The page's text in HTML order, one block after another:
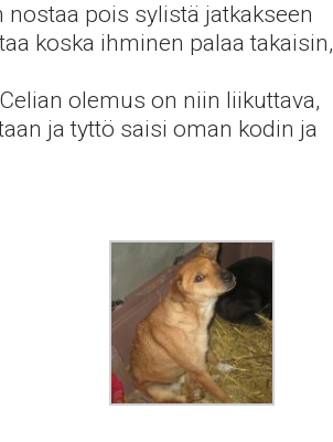
pois sylistä jatkakseen
koska ihminen palaa takaisin,
olemus on niin liikuttava,
ja tyttö saisi oman kodin ja